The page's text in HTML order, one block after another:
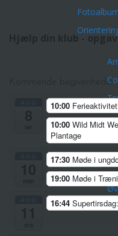
Hjælp din klub -
Kommende begivenheder
10:00
10:00 Wild Midt
Plantage
17:30 Møde i
19:00 Møde i
16:44